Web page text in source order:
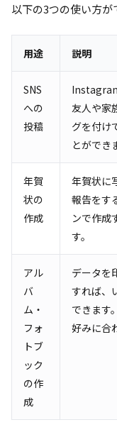
以下の3つの使い方が
用途 説明
SNS
への
投稿
友人や家
グを付け
とができ
年賀
状の
作成
年賀状に
報告をす
ンで作成
す。
アル
バ
ム・
フォ
トブ
ック
の作
成
データを
すれば、
できます
好みに合